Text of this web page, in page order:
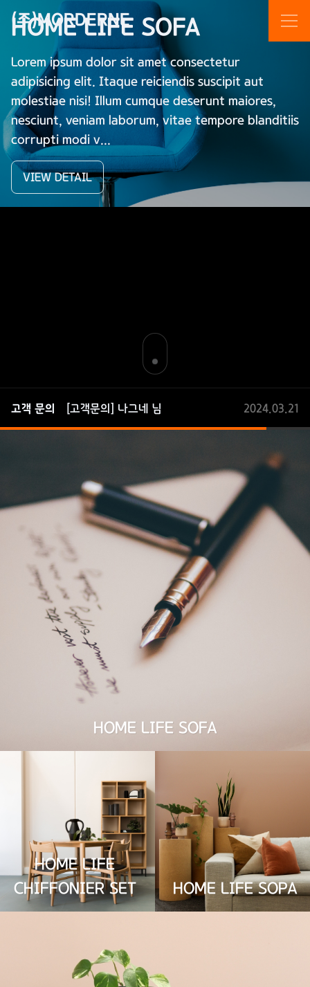
(주)MORDERNE
HOME LIFE SOFA
Lorem ipsum dolor sit amet consectetur
adipisicing elit. Itaque reiciendis suscipit aut
molestiae nisi! Illum cumque deserunt maiores,
nesciunt, veniam laborum, vitae tempore blanditiis
corrupti modi v...
VIEW DETAIL
고객 문의
[고객문의] 박승욱 님
[고객문의] 나그네 님 2024.03.21
2024.03.01
[고객문의] sdfa 님 2024.02.28
ㅁㄴㅇ 님 방문예약 2022.09.08
sadfasdf 님 관심고객 등록
11 님 문의
김이사 님 문의
HOME LIFE SOFA
HOME LIFE
CHIFFONIER SET
HOME LIFE SOPA